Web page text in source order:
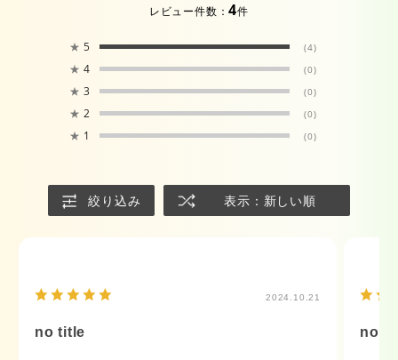
レビュー件数：4件
★ 5 (4)
★ 4 (0)
★ 3 (0)
★ 2 (0)
★ 1 (0)
絞り込み 表示：新しい順
2024.10.21
no title no